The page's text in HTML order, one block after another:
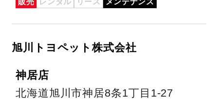
販売 レンタル リース メンテナンス
旭川トヨペット株式会社
神居店
北海道旭川市神居8条1丁目1-27